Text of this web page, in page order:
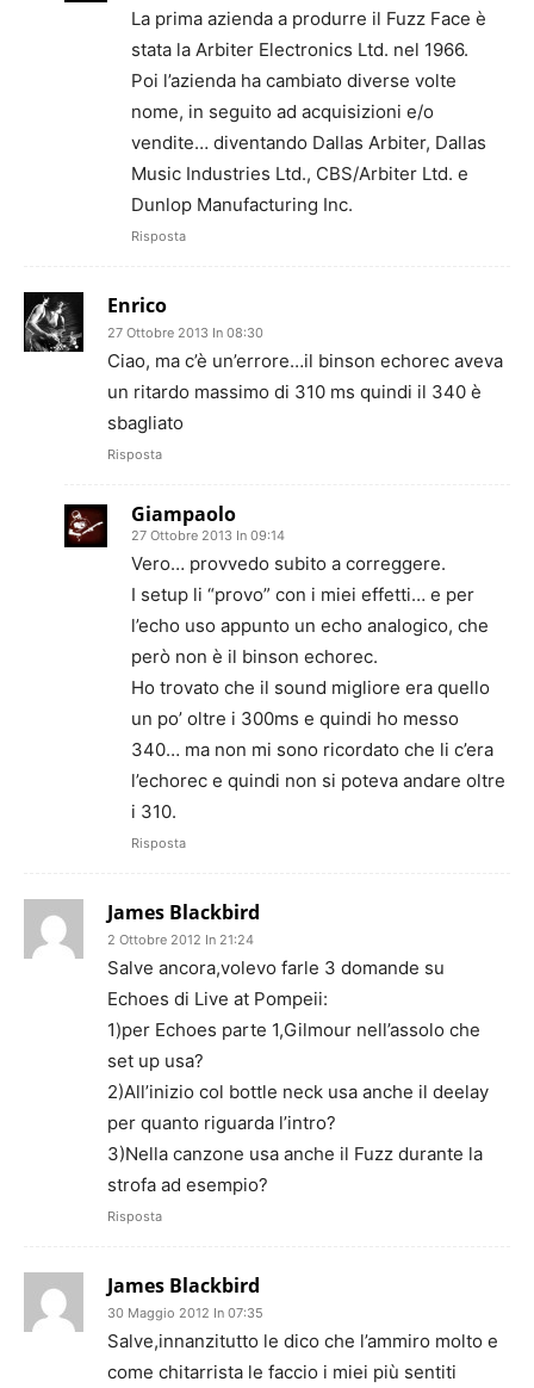
La prima azienda a produrre il Fuzz Face è
stata la Arbiter Electronics Ltd. nel 1966.
Poi l’azienda ha cambiato diverse volte
nome, in seguito ad acquisizioni e/o
vendite… diventando Dallas Arbiter, Dallas
Music Industries Ltd., CBS/Arbiter Ltd. e
Dunlop Manufacturing Inc.
Risposta
Enrico
27 Ottobre 2013 In 08:30
Ciao, ma c’è un’errore…il binson echorec aveva
un ritardo massimo di 310 ms quindi il 340 è
sbagliato
Risposta
Giampaolo
27 Ottobre 2013 In 09:14
Vero… provvedo subito a correggere.
I setup li “provo” con i miei effetti… e per
l’echo uso appunto un echo analogico, che
però non è il binson echorec.
Ho trovato che il sound migliore era quello
un po’ oltre i 300ms e quindi ho messo
340… ma non mi sono ricordato che li c’era
l’echorec e quindi non si poteva andare oltre
i 310.
Risposta
James Blackbird
2 Ottobre 2012 In 21:24
Salve ancora,volevo farle 3 domande su
Echoes di Live at Pompeii:
1)per Echoes parte 1,Gilmour nell’assolo che
set up usa?
2)All’inizio col bottle neck usa anche il deelay
per quanto riguarda l’intro?
3)Nella canzone usa anche il Fuzz durante la
strofa ad esempio?
Risposta
James Blackbird
30 Maggio 2012 In 07:35
Salve,innanzitutto le dico che l’ammiro molto e
come chitarrista le faccio i miei più sentiti